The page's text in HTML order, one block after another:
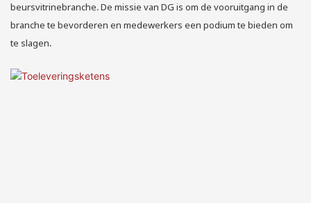
beursvitrinebranche. De missie van DG is om de vooruitgang in de
branche te bevorderen en medewerkers een podium te bieden om
te slagen.